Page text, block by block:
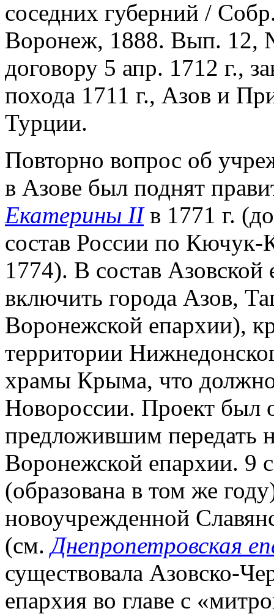
соседних губерний /
Воронеж, 1888. Вып. 12,
договору 5 апр. 1712 г.,
похода 1711 г., Азов и
Турции.
Повторно вопрос об
в Азове был поднят
Екатерины IIв 1771 г.
состав России по Кючук-
1774). В состав Азовской
включить города Азов,
Воронежской епархии),
территории
храмы Крыма, что
Новороссии. Проект был
предложившим передать
Воронежской епархии. 9
(образована в том же
новоучрежденной
(см.Днепропетровская
существовала Азовско-
епархия во главе с